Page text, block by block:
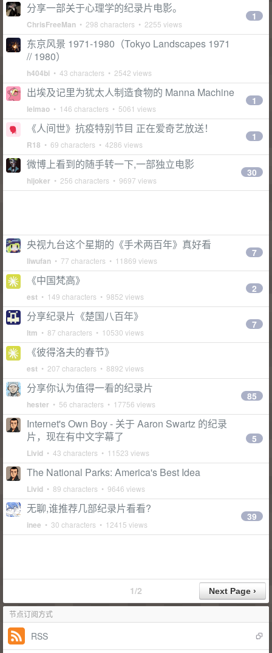
分享一部关于心理学的纪录片电影。
ChrisFreeMan • 298 characters • 2255 views
1
东京风景 1971-1980（Tokyo Landscapes 1971
// 1980）
h404bi • 43 characters • 2542 views
出埃及记里为犹太人制造食物的 Manna Machine
leimao • 146 characters • 5061 views
1
《人间世》抗疫特别节目 正在爱奇艺放送！
R18 • 69 characters • 4286 views
1
微博上看到的随手转一下,一部独立电影
hijoker • 256 characters • 9697 views
30
央视九台这个星期的《手术两百年》真好看
liwufan • 77 characters • 11869 views
7
《中国梵高》
est • 149 characters • 9852 views
2
分享纪录片《楚国八百年》
ltm • 87 characters • 10530 views
7
《彼得洛夫的春节》
est • 207 characters • 8892 views
分享你认为值得一看的纪录片
hester • 56 characters • 17756 views
85
Internet's Own Boy - 关于 Aaron Swartz 的纪录
片，现在有中文字幕了
Livid • 43 characters • 11523 views
5
The National Parks: America's Best Idea
Livid • 89 characters • 9646 views
无聊,谁推荐几部纪录片看看?
inee • 30 characters • 12415 views
39
1/2
节点订阅方式
RSS